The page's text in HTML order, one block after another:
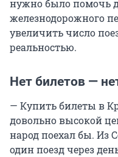
нужно было помочь
железнодорожного
увеличить число
реальностью.
Нет билетов —
— Купить билеты в
довольно высокой
народ поехал бы. Из
один поезд через